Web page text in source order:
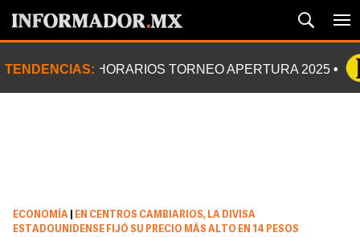
TENDENCIAS: HORARIOS TORNEO APERTURA 2025
ECONOMÍA
EN CENTROS CAMBIARIOS, LA DIVISA
ESTADOUNIDENSE FIJÓ SU PRECIO MÁS ALTO EN 14 PESOS